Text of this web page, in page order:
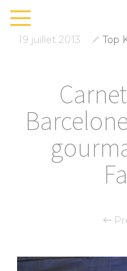
19 juillet 2013 Top